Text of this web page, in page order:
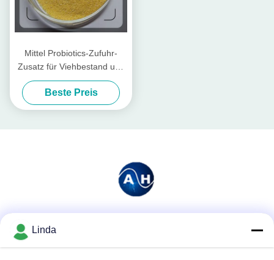
Mittel Probiotics-Zufuhr-
Zusatz für Viehbestand und
Geflügel
Beste Preis
Linda